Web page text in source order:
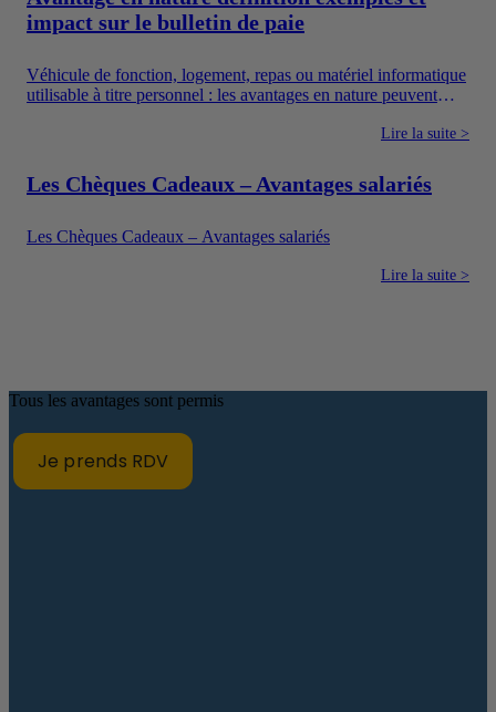
et les dispositifs sociaux dont l’utilisation est encadrée.
impact sur le bulletin de paie
Véhicule de fonction, logement, repas ou matériel informatique
utilisable à titre personnel : les avantages en nature peuvent
également un moyen pour l’entreprise de proposer une
en argent.
Lire la suite >
Les Chèques Cadeaux – Avantages salariés
Les Chèques Cadeaux – Avantages salariés
Lire la suite >
Tous les avantages sont permis
Je prends RDV